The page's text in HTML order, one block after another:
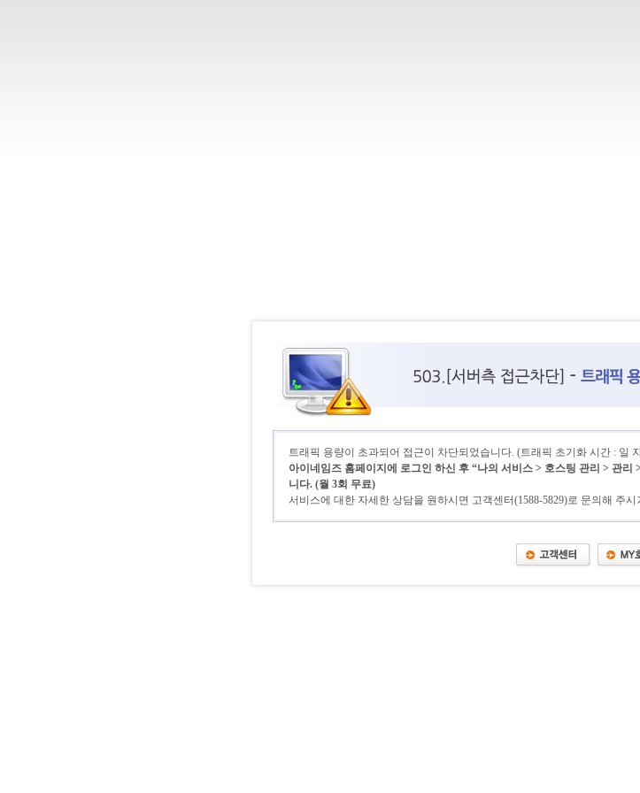
트래픽 용량이 초과되어 접근이 차단되었습니다. (트래픽 초기화 시간 : 일
아이네임즈 홈페이지에 로그인 하신 후 “나의 서비스 > 호스팅 관리 > 관
니다. (월 3회 무료)
서비스에 대한 자세한 상담을 원하시면 고객센터(1588-5829)로 문의해 주시